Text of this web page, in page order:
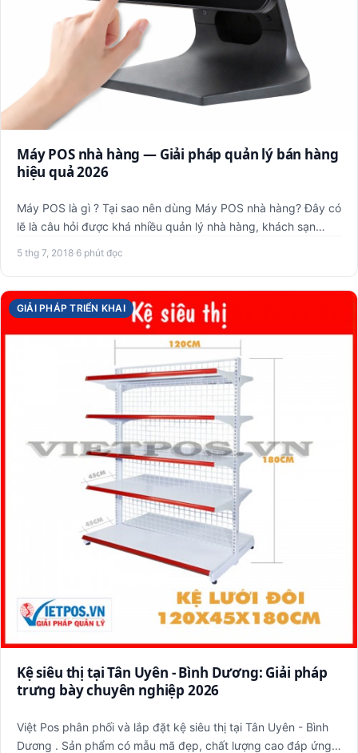
Máy POS nhà hàng — Giải pháp quản lý bán hàng
hiệu quả 2026
Máy POS là gì ? Tại sao nên dùng Máy POS nhà hàng? Đây có
lẽ là câu hỏi được khá nhiều quản lý nhà hàng, khách sạn
5 thg 7, 2018·6 phút đọc
GIẢI PHÁP TRIỂN KHAI
Kệ siêu thị tại Tân Uyên - Bình Dương: Giải pháp
trưng bày chuyên nghiệp 2026
Việt Pos phân phối và lắp đặt kệ siêu thị tại Tân Uyên - Bình
Dương . Sản phẩm có mẫu mã đẹp, chất lượng cao đáp ứng